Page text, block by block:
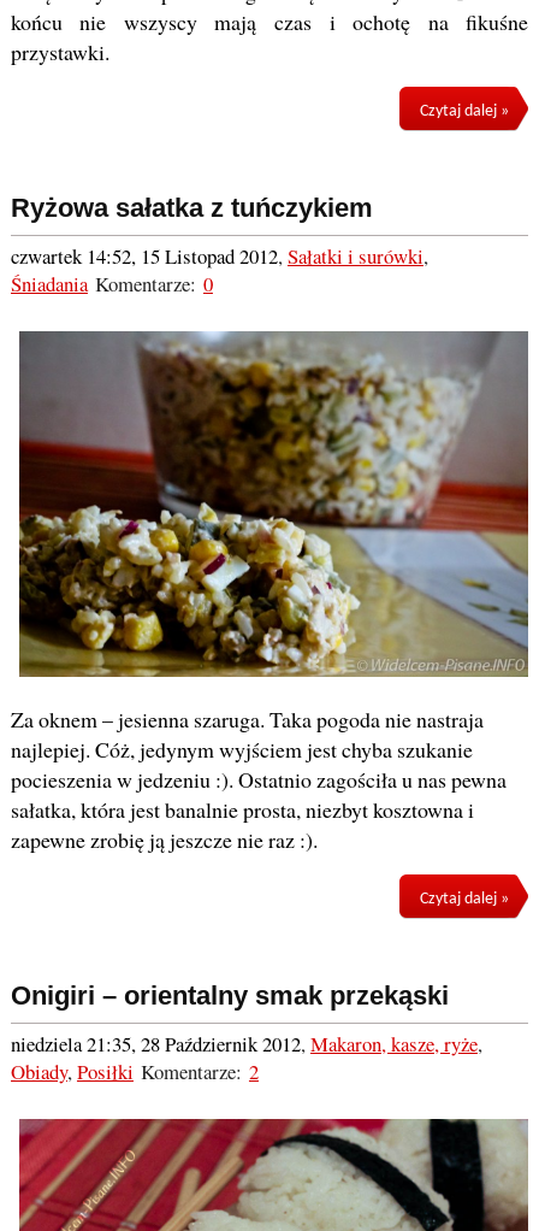
końcu nie wszyscy mają czas i ochotę na fikuśne
przystawki.
Czytaj dalej »
Ryżowa sałatka z tuńczykiem
czwartek 14:52, 15 Listopad 2012,Sałatki i surówki,
ŚniadaniaKomentarze: 0
Za oknem – jesienna szaruga. Taka pogoda nie nastraja
najlepiej. Cóż, jedynym wyjściem jest chyba szukanie
pocieszenia w jedzeniu :). Ostatnio zagościła u nas pewna
sałatka, która jest banalnie prosta, niezbyt kosztowna i
zapewne zrobię ją jeszcze nie raz :).
Czytaj dalej »
Onigiri – orientalny smak przekąski
niedziela 21:35, 28 Październik 2012,Makaron, kasze, ryże,
Obiady,Posiłki Komentarze: 2